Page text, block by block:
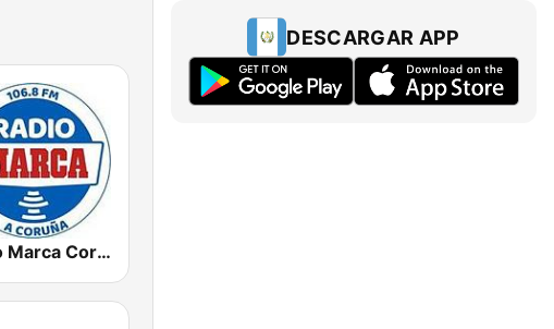
Radio Marca Coruña
DESCARGAR APP